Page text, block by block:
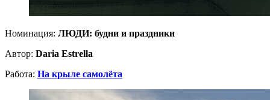
Номинация: ЛЮДИ: будни и праздники
Автор: Daria Estrella
Работа: На крыле самолёта